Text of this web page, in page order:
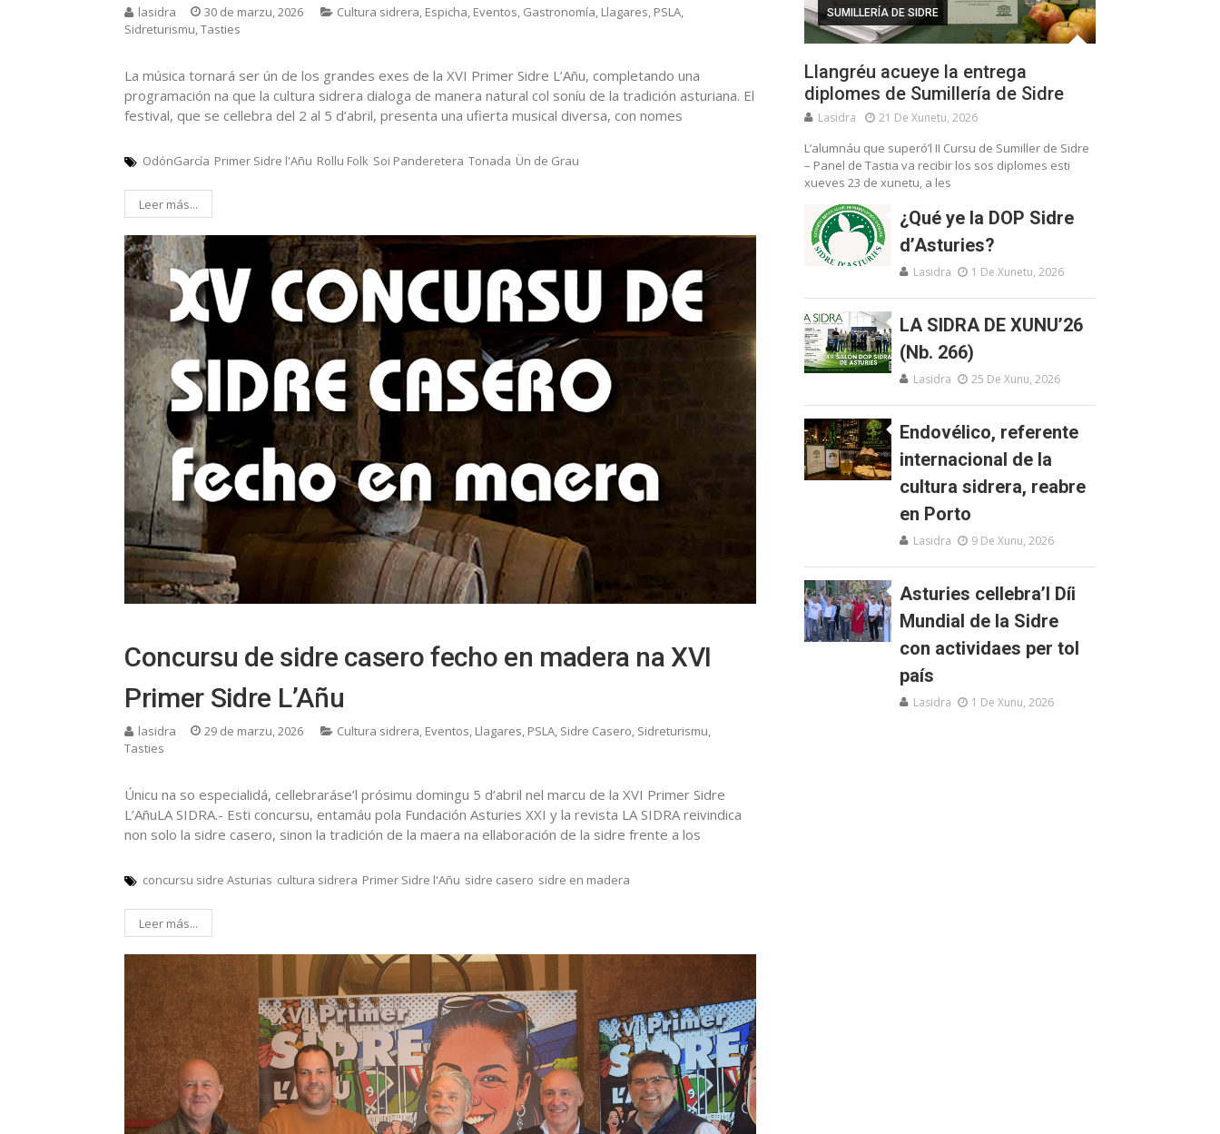
lasidra 30 de marzu, 2026 Cultura sidrera Espicha Eventos Gastronomía Llagares PSLA
Sidreturismu Tasties
La música tornará ser ún de los grandes exes de la XVI Primer Sidre L’Añu, completando una
programación na que la cultura sidrera dialoga de manera natural col soníu de la tradición asturiana. El
festival, que se cellebra del 2 al 5 d’abril, presenta una ufierta musical diversa, con nomes
OdónGarcía Primer Sidre l'Añu Rollu Folk Soi Panderetera Tonada Ün de Grau
Leer más...
Concursu de sidre casero fecho en madera na XVI
Primer Sidre L’Añu
lasidra 29 de marzu, 2026 Cultura sidrera, Eventos, Llagares, PSLA, Sidre Casero, Sidreturismu,
Tasties
Únicu na so especialidá, cellebraráse’l prósimu domingu 5 d’abril nel marcu de la XVI Primer Sidre
L’AñuLA SIDRA.- Esti concursu, entamáu pola Fundación Asturies XXI y la revista LA SIDRA reivindica
non solo la sidre casero, sinon la tradición de la maera na ellaboración de la sidre frente a los
concursu sidre Asturias cultura sidrera Primer Sidre l'Añu sidre casero sidre en madera
Leer más...
SUMILLERÍA DE SIDRE
Llangréu acueye la entrega
diplomes de Sumillería de Sidre
Lasidra 21 De Xunetu, 2026
L’alumnáu que superó’l II Cursu de Sumiller de Sidre
– Panel de Tastia va recibir los sos diplomes esti
xueves 23 de xunetu, a les
¿Qué ye la DOP Sidre
d’Asturies?
Lasidra 1 De Xunetu, 2026
LA SIDRA DE XUNU’26
(Nb. 266)
Lasidra 25 De Xunu, 2026
Endovélico, referente
internacional de la
cultura sidrera, reabre
en Porto
Lasidra 9 De Xunu, 2026
Asturies cellebra’l Díi
Mundial de la Sidre
con actividaes per tol
país
Lasidra 1 De Xunu, 2026